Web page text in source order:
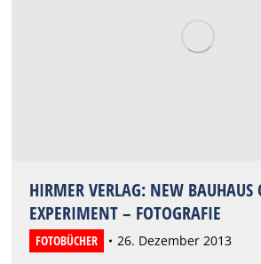
HIRMER VERLAG: NEW BAUHAUS
EXPERIMENT – FOTOGRAFIE
FOTOBÜCHER 26. Dezember 2013